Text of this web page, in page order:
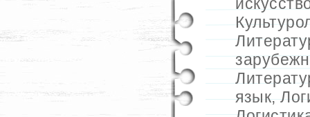
язык,